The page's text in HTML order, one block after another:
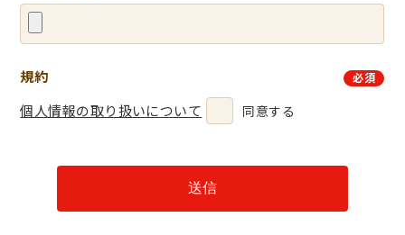
規約 必須
個人情報の取り扱いについて 同意する